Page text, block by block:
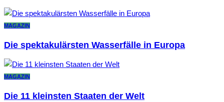
MAGAZIN
Die spektakulärsten Wasserfälle in Europa
MAGAZIN
Die 11 kleinsten Staaten der Welt